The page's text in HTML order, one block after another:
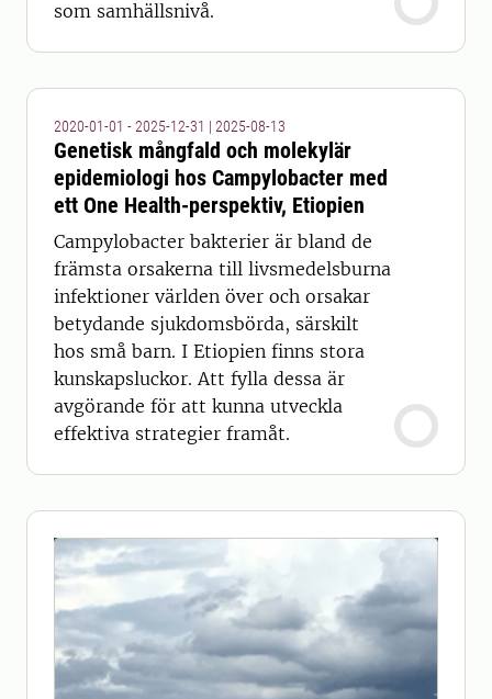
som samhällsnivå.
2020-01-01 - 2025-12-31 | 2025-08-13
Genetisk mångfald och molekylär
epidemiologi hos Campylobacter med
ett One Health-perspektiv, Etiopien
Campylobacter bakterier är bland de
främsta orsakerna till livsmedelsburna
infektioner världen över och orsakar
betydande sjukdomsbörda, särskilt
hos små barn. I Etiopien finns stora
kunskapsluckor. Att fylla dessa är
avgörande för att kunna utveckla
effektiva strategier framåt.